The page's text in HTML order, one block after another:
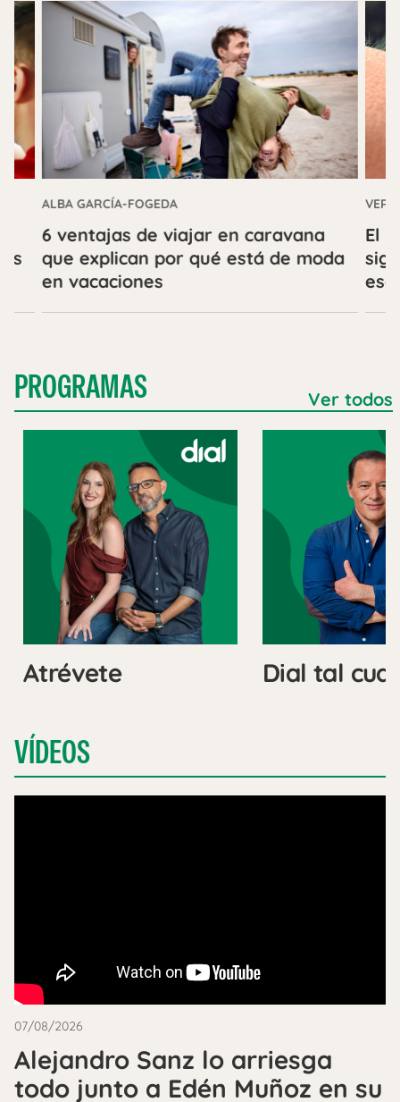
ALBA GARCÍA-FOGEDA
6 ventajas de viajar en caravana
que explican por qué está de moda
en vacaciones
El
PROGRAMAS Ver todos
Atrévete Dial tal cual
VÍDEOS
07/08/2026
Alejandro Sanz lo arriesga
todo junto a Edén Muñoz en su